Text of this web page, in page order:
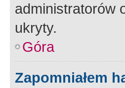
administratorów
ukryty.
Góra
Zapomniałem